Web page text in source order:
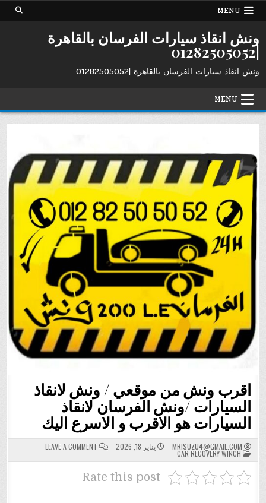
Skip
MENU
ونش انقاذ سيارات الفرسان بالقاهرة
|01282505052
ونش انقاذ سيارات الفرسان بالقاهرة |01282505052
MENU
اقرب ونش من موقعي / ونش لانقاذ
السيارات /ونش الفرسان لانقاذ
السيارات هو الاقرب و الاسرع اليك
MRISUZU4@GMAIL.COM يناير 18, 2026 LEAVE A COMMENT
ON
اقرب
ونش
POSTED
IN
CAR RECOVERY WINCH
Rate this post